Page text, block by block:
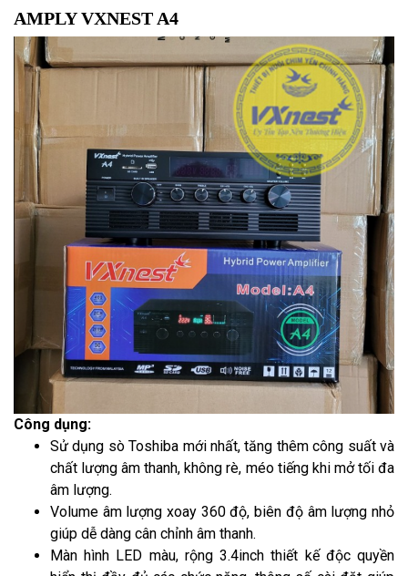
AMPLY VXNEST A4
Công dụng:
Sử dụng sò Toshiba mới nhất, tăng thêm công suất và
chất lượng âm thanh, không rè, méo tiếng khi mở tối đa
âm lượng.
Volume âm lượng xoay 360 độ, biên độ âm lượng nhỏ
giúp dễ dàng cân chỉnh âm thanh.
Màn hình LED màu, rộng 3.4inch thiết kế độc quyền